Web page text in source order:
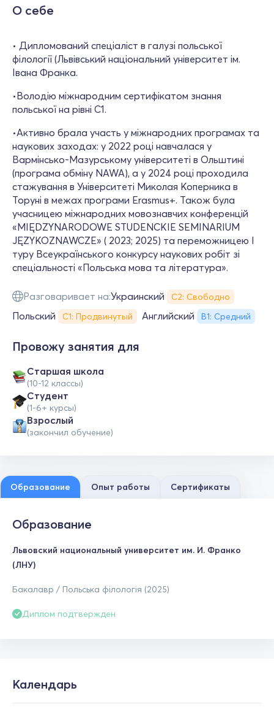
О себе
• Дипломований спеціаліст в галузі польської
філології (Львівський національний університет ім.
Івана Франка.
•Володію міжнародним сертифікатом знання
польської на рівні C1.
•Активно брала участь у міжнародних програмах та
наукових заходах: у 2022 році навчалася у
Вармінсько-Мазурському університеті в Ольштині
(програма обміну NAWA), а у 2024 році проходила
стажування в Університеті Миколая Коперника в
Торуні в межах програми Erasmus+. Також була
учасницею міжнародних мовознавчих конференцій
«MIĘDZYNARODOWE STUDENCKIE SEMINARIUM
JĘZYKOZNAWCZE» ( 2023; 2025) та переможницею І
туру Всеукраїнського конкурсу наукових робіт зі
спеціальності «Польська мова та література».
Разговаривает на:Украинский С2: Свободно
Польский С1: Продвинутый Английский В1: Средний
Провожу занятия для
Cтаршая школа
(10-12 классы)
Студент
(1-6+ курсы)
Взрослый
(закончил обучение)
Образование Опыт работы Сертификаты
Образование
Львовский национальный университет им. И. Франко
(ЛНУ)
Бакалавр / Польська філологія (2025)
Диплом подтвержден
Календарь